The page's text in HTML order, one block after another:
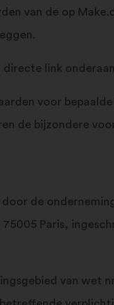
van de op
link
voor
de bijzondere
door de
Paris,
van wet